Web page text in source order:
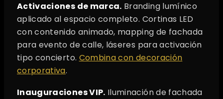
Activaciones de marca. Branding lumínico
aplicado al espacio completo. Cortinas LED
con contenido animado, mapping de fachada
para evento de calle, láseres para activación
tipo concierto. Combina con decoración
corporativa.
Inauguraciones VIP. Iluminación de fachada